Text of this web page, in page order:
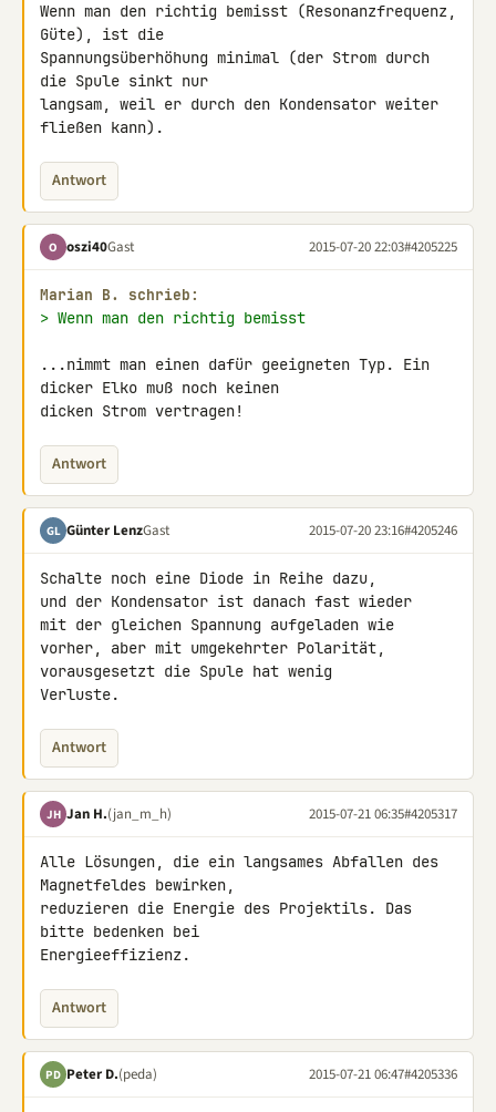
Wenn man den richtig bemisst (Resonanzfrequenz,
Güte), ist die
Spannungsüberhöhung minimal (der Strom durch
die Spule sinkt nur
langsam, weil er durch den Kondensator weiter
fließen kann).
Antwort
O oszi40Gast 2015-07-20 22:03#4205225
Marian B. schrieb:
> Wenn man den richtig bemisst
...nimmt man einen dafür geeigneten Typ. Ein
dicker Elko muß noch keinen
dicken Strom vertragen!
Antwort
GL Günter LenzGast 2015-07-20 23:16#4205246
Schalte noch eine Diode in Reihe dazu,
und der Kondensator ist danach fast wieder
mit der gleichen Spannung aufgeladen wie
vorher, aber mit umgekehrter Polarität,
vorausgesetzt die Spule hat wenig
Verluste.
Antwort
JH Jan H.(jan_m_h) 2015-07-21 06:35#4205317
Alle Lösungen, die ein langsames Abfallen des
Magnetfeldes bewirken,
reduzieren die Energie des Projektils. Das
bitte bedenken bei
Energieeffizienz.
Antwort
PD Peter D.(peda) 2015-07-21 06:47#4205336